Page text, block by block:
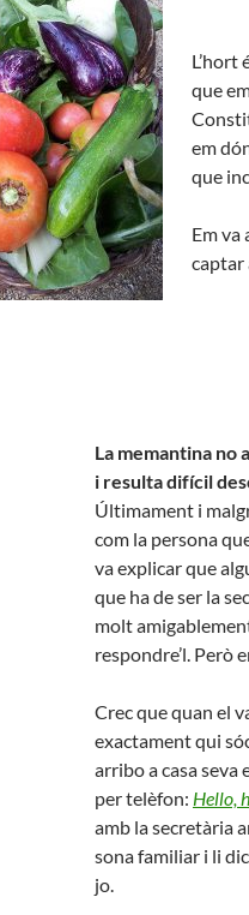
L’hort
que
em
que
Em va
captar
La memantina no
i resulta difícil
Últimament i
com la persona
va explicar que
que ha de ser la
molt
respondre’l. Però
Crec que quan el
exactament qui
arribo a casa seva
per telèfon: Hello,
amb la secretària
sona familiar i li
jo.